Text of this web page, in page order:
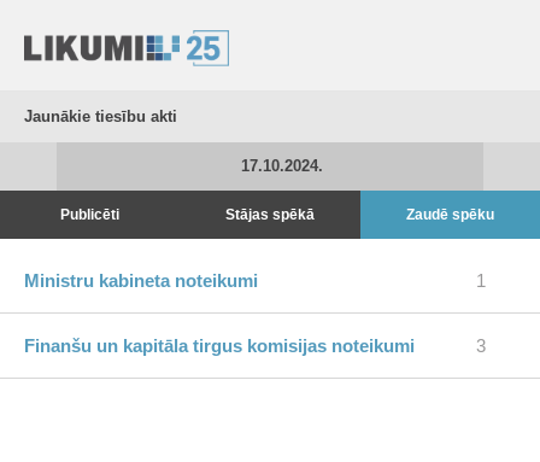
Jaunākie tiesību akti
17.10.2024.
Publicēti Stājas spēkā Zaudē spēku
Ministru kabineta noteikumi 1
Finanšu un kapitāla tirgus komisijas noteikumi 3